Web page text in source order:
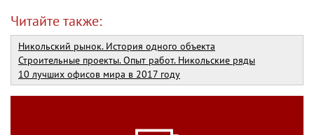
Читайте также:
Никольский рынок. История одного объекта
Строительные проекты. Опыт работ. Никольские ряды
10 лучших офисов мира в 2017 году